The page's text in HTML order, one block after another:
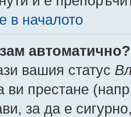
в началото
автоматично?
вашия статус
ви престане
за да е